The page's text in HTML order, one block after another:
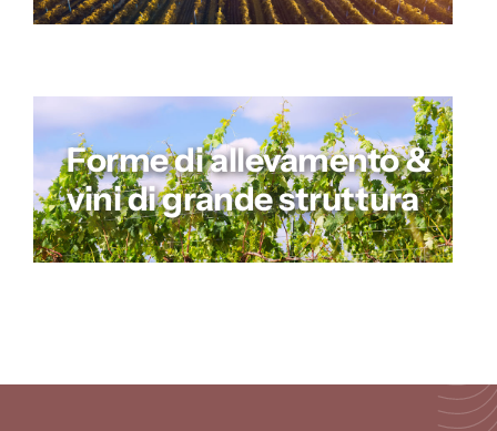
Forme di allevamento &
vini di grande struttura